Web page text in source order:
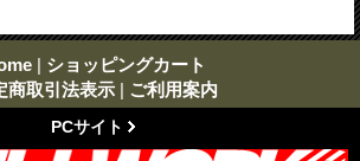
| ショッピングカート
商取引法表示 | ご利用案内
PCサイト